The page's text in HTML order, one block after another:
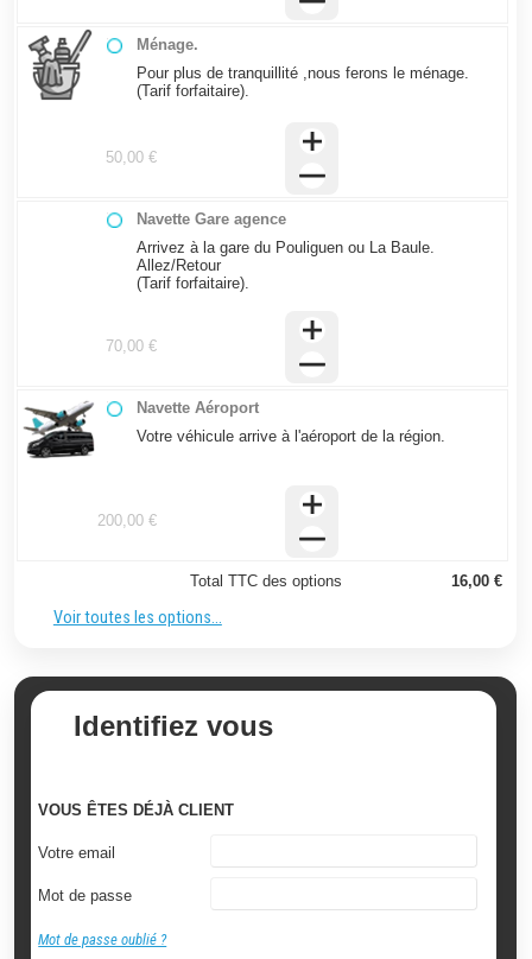
Ménage.
Pour plus de tranquillité ,nous ferons le ménage.
(Tarif forfaitaire).
50,00 €
Navette Gare agence
Arrivez à la gare du Pouliguen ou La Baule.
Allez/Retour
(Tarif forfaitaire).
70,00 €
Navette Aéroport
Votre véhicule arrive à l'aéroport de la région.
200,00 €
Total TTC des options 16,00 €
Voir toutes les options...
Identifiez vous
VOUS ÊTES DÉJÀ CLIENT
Votre email
Mot de passe
Mot de passe oublié ?